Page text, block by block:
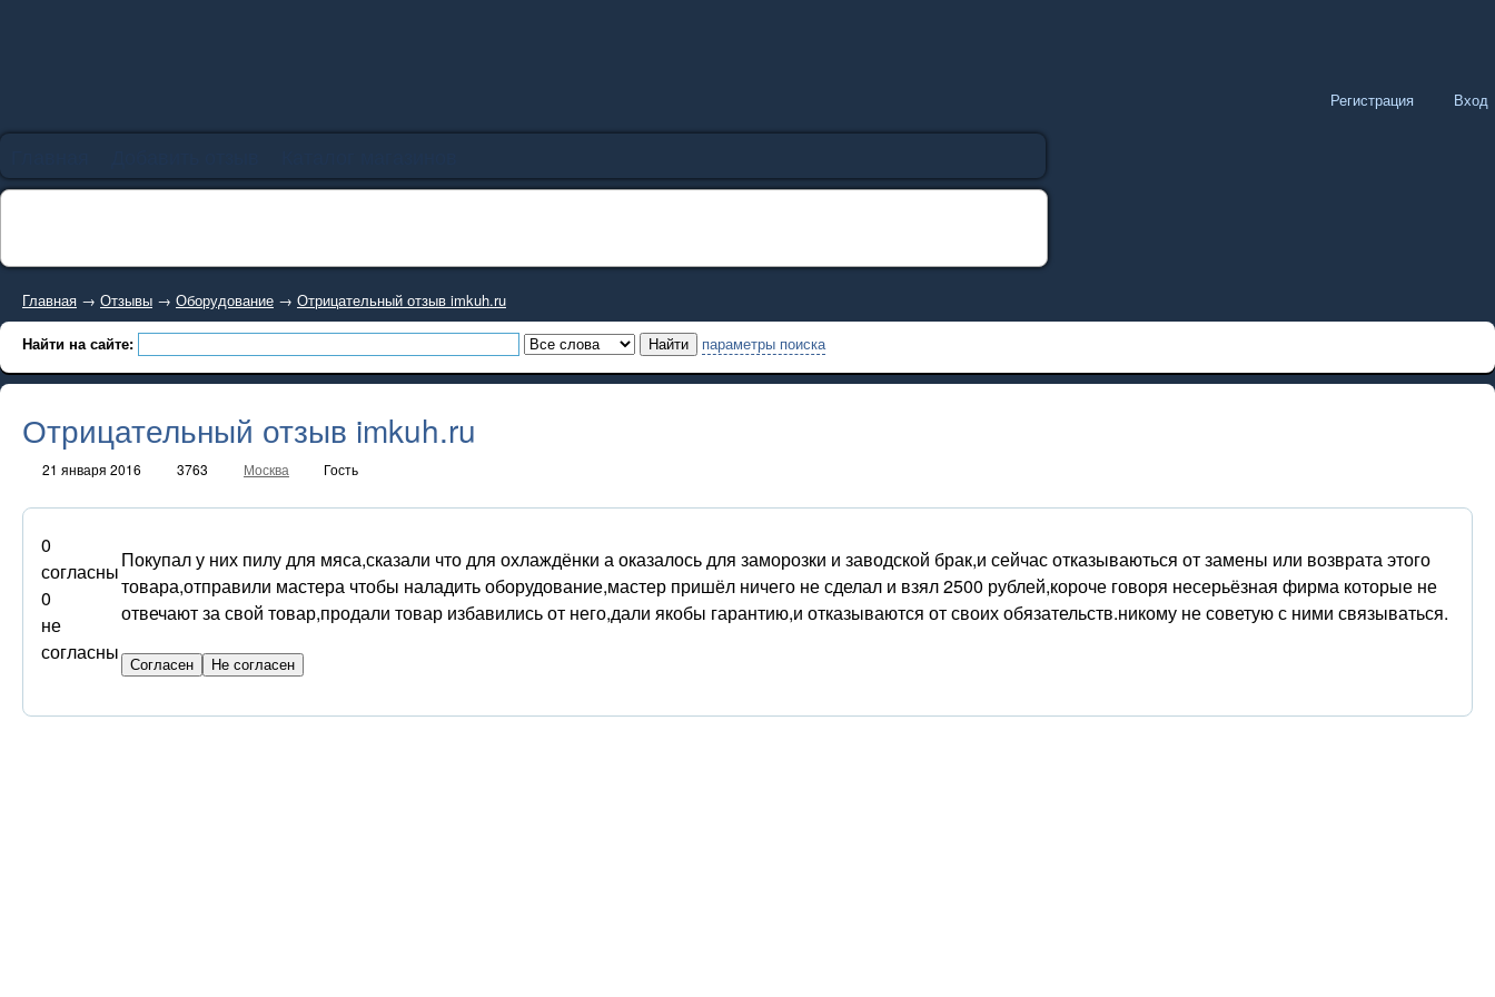
Регистрация Вход
Главная → Отзывы → Оборудование → Отрицательный отзыв imkuh.ru
Найти на сайте: параметры поиска
Отрицательный отзыв imkuh.ru
21 января 2016 3763 Москва Гость
0
согласны
0
не
согласны
Покупал у них пилу для мяса,сказали что для охлаждёнки а оказалось для заморозки и заводской брак,и сейчас отказываються от замены или возврата этого
товара,отправили мастера чтобы наладить оборудование,мастер пришёл ничего не сделал и взял 2500 рублей,короче говоря несерьёзная фирма которые не
отвечают за свой товар,продали товар избавились от него,дали якобы гарантию,и отказываются от своих обязательств.никому не советую с ними связываться.